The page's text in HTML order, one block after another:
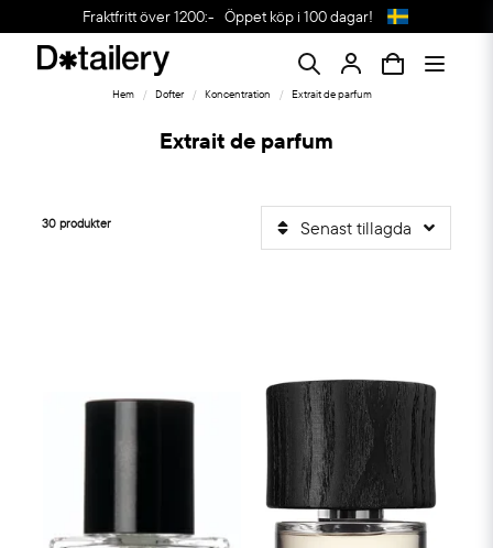
Fraktfritt över 1200:- Öppet köp i 100 dagar!
Hem Dofter Koncentration Extrait de parfum
Extrait de parfum
30 produkter Senast tillagda